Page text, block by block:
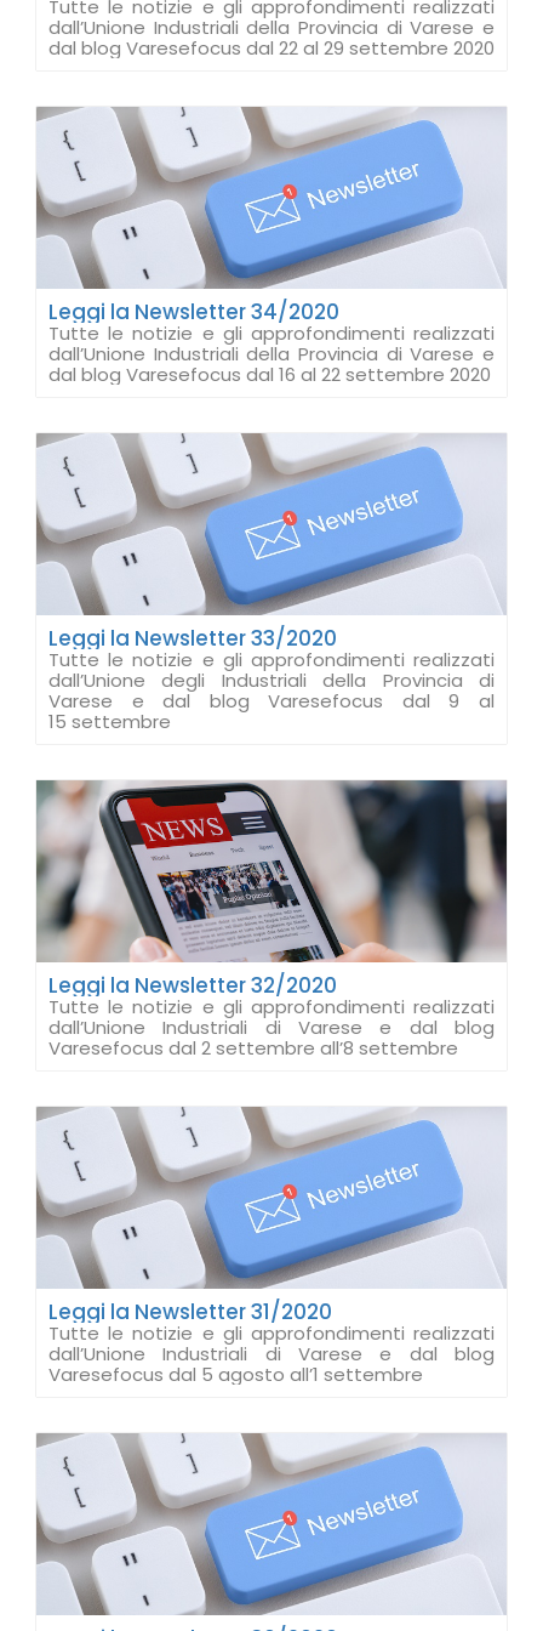
Tutte le notizie e gli approfondimenti realizzati
dall’Unione Industriali della Provincia di Varese e
dal blog Varesefocus dal 22 al 29 settembre 2020
Leggi la Newsletter 34/2020
Tutte le notizie e gli approfondimenti realizzati
dall’Unione Industriali della Provincia di Varese e
dal blog Varesefocus dal 16 al 22 settembre 2020
Leggi la Newsletter 33/2020
Tutte le notizie e gli approfondimenti realizzati
dall’Unione degli Industriali della Provincia di
Varese e dal blog Varesefocus dal 9 al
15 settembre
Leggi la Newsletter 32/2020
Tutte le notizie e gli approfondimenti realizzati
dall’Unione Industriali di Varese e dal blog
Varesefocus dal 2 settembre all’8 settembre
Leggi la Newsletter 31/2020
Tutte le notizie e gli approfondimenti realizzati
dall’Unione Industriali di Varese e dal blog
Varesefocus dal 5 agosto all’1 settembre